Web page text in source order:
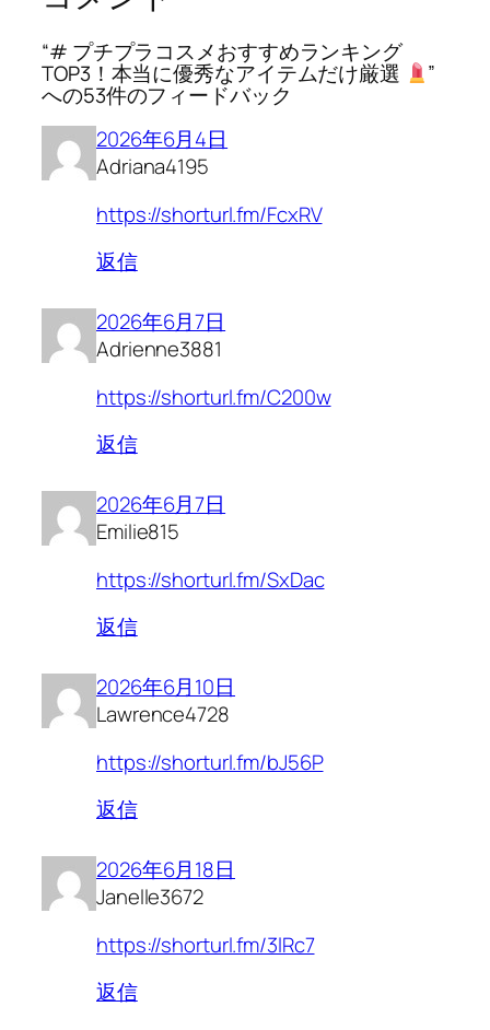
“# プチプラコスメおすすめランキング
TOP3！本当に優秀なアイテムだけ厳選 ”
への53件のフィードバック
2026年6月4日
Adriana4195
https://shorturl.fm/FcxRV
返信
2026年6月7日
Adrienne3881
https://shorturl.fm/C200w
返信
2026年6月7日
Emilie815
https://shorturl.fm/SxDac
返信
2026年6月10日
Lawrence4728
https://shorturl.fm/bJ56P
返信
2026年6月18日
Janelle3672
https://shorturl.fm/3lRc7
返信